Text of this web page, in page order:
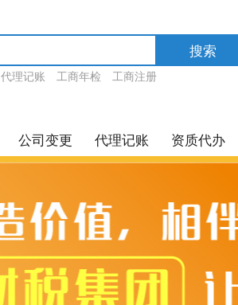
搜索
代理记账 工商年检 工商注册
公司变更 代理记账 资质代办